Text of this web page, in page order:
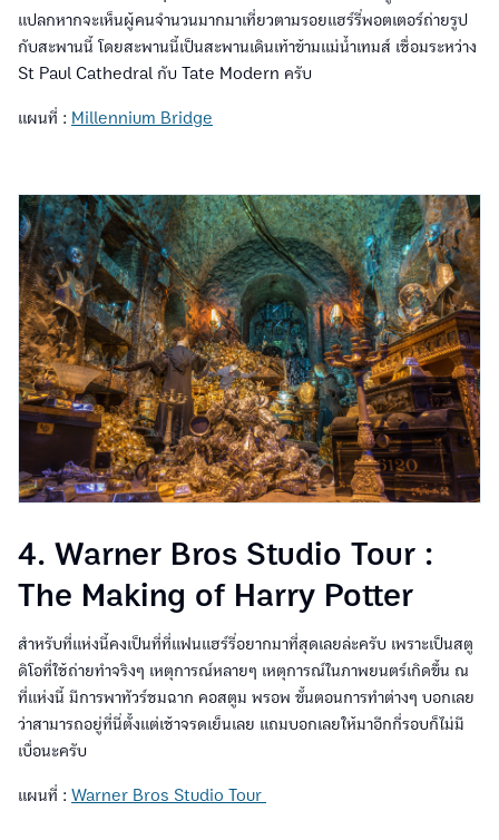
แปลกหากจะเห็นผู้คนจำนวนมากมาเที่ยวตามรอยแฮร์รี่พอตเตอร์ถ่ายรูป
กับสะพานนี้ โดยสะพานนี้เป็นสะพานเดินเท้าข้ามแม่น้ำเทมส์ เชื่อมระหว่าง
St Paul Cathedral กับ Tate Modern ครับ
แผนที่ : Millennium Bridge
4. Warner Bros Studio Tour :
The Making of Harry Potter
สำหรับที่แห่งนี้คงเป็นที่ที่แฟนแฮร์รี่อยากมาที่สุดเลยล่ะครับ เพราะเป็นสตู
ดิโอที่ใช้ถ่ายทำจริงๆ เหตุการณ์หลายๆ เหตุการณ์ในภาพยนตร์เกิดขึ้น ณ
ที่แห่งนี้ มีการพาทัวร์ชมฉาก คอสตูม พรอพ ขั้นตอนการทำต่างๆ บอกเลย
ว่าสามารถอยู่ที่นี่ตั้งแต่เช้าจรดเย็นเลย แถมบอกเลยให้มาอีกกี่รอบก็ไม่มี
เบื่อนะครับ
แผนที่ : Warner Bros Studio Tour